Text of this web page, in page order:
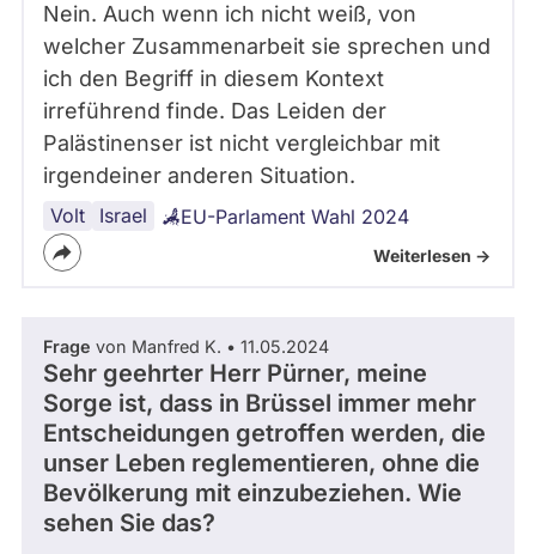
Nein. Auch wenn ich nicht weiß, von
welcher Zusammenarbeit sie sprechen und
ich den Begriff in diesem Kontext
irreführend finde. Das Leiden der
Palästinenser ist nicht vergleichbar mit
irgendeiner anderen Situation.
Volt Israel EU-Parlament Wahl 2024
Weiterlesen ->
Frage von Manfred K. • 11.05.2024
Sehr geehrter Herr Pürner, meine
Sorge ist, dass in Brüssel immer mehr
Entscheidungen getroffen werden, die
unser Leben reglementieren, ohne die
Bevölkerung mit einzubeziehen. Wie
sehen Sie das?